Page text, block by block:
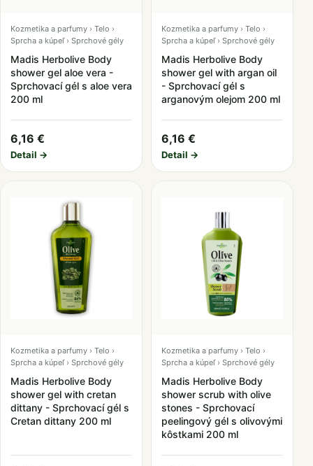
Kozmetika a parfumy › Telo ›
Sprcha a kúpeľ › Sprchové gély
Madis Herbolive Body
shower gel aloe vera -
Sprchovací gél s aloe vera
200 ml
6,16 €
Detail →
Kozmetika a parfumy › Telo ›
Sprcha a kúpeľ › Sprchové gély
Madis Herbolive Body
shower gel with argan oil
- Sprchovací gél s
arganovým olejom 200 ml
6,16 €
Detail →
Kozmetika a parfumy › Telo ›
Sprcha a kúpeľ › Sprchové gély
Madis Herbolive Body
shower gel with cretan
dittany - Sprchovací gél s
Cretan dittany 200 ml
Kozmetika a parfumy › Telo ›
Sprcha a kúpeľ › Sprchové gély
Madis Herbolive Body
shower scrub with olive
stones - Sprchovací
peelingový gél s olivovými
kôstkami 200 ml